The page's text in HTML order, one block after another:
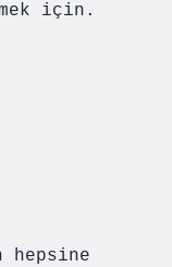
için.
hepsine